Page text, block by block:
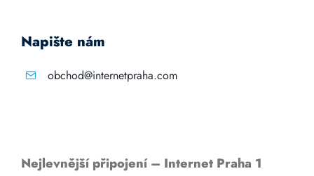
Napište nám
obchod@internetpraha.com
Nejlevnější připojení – Internet Praha 1